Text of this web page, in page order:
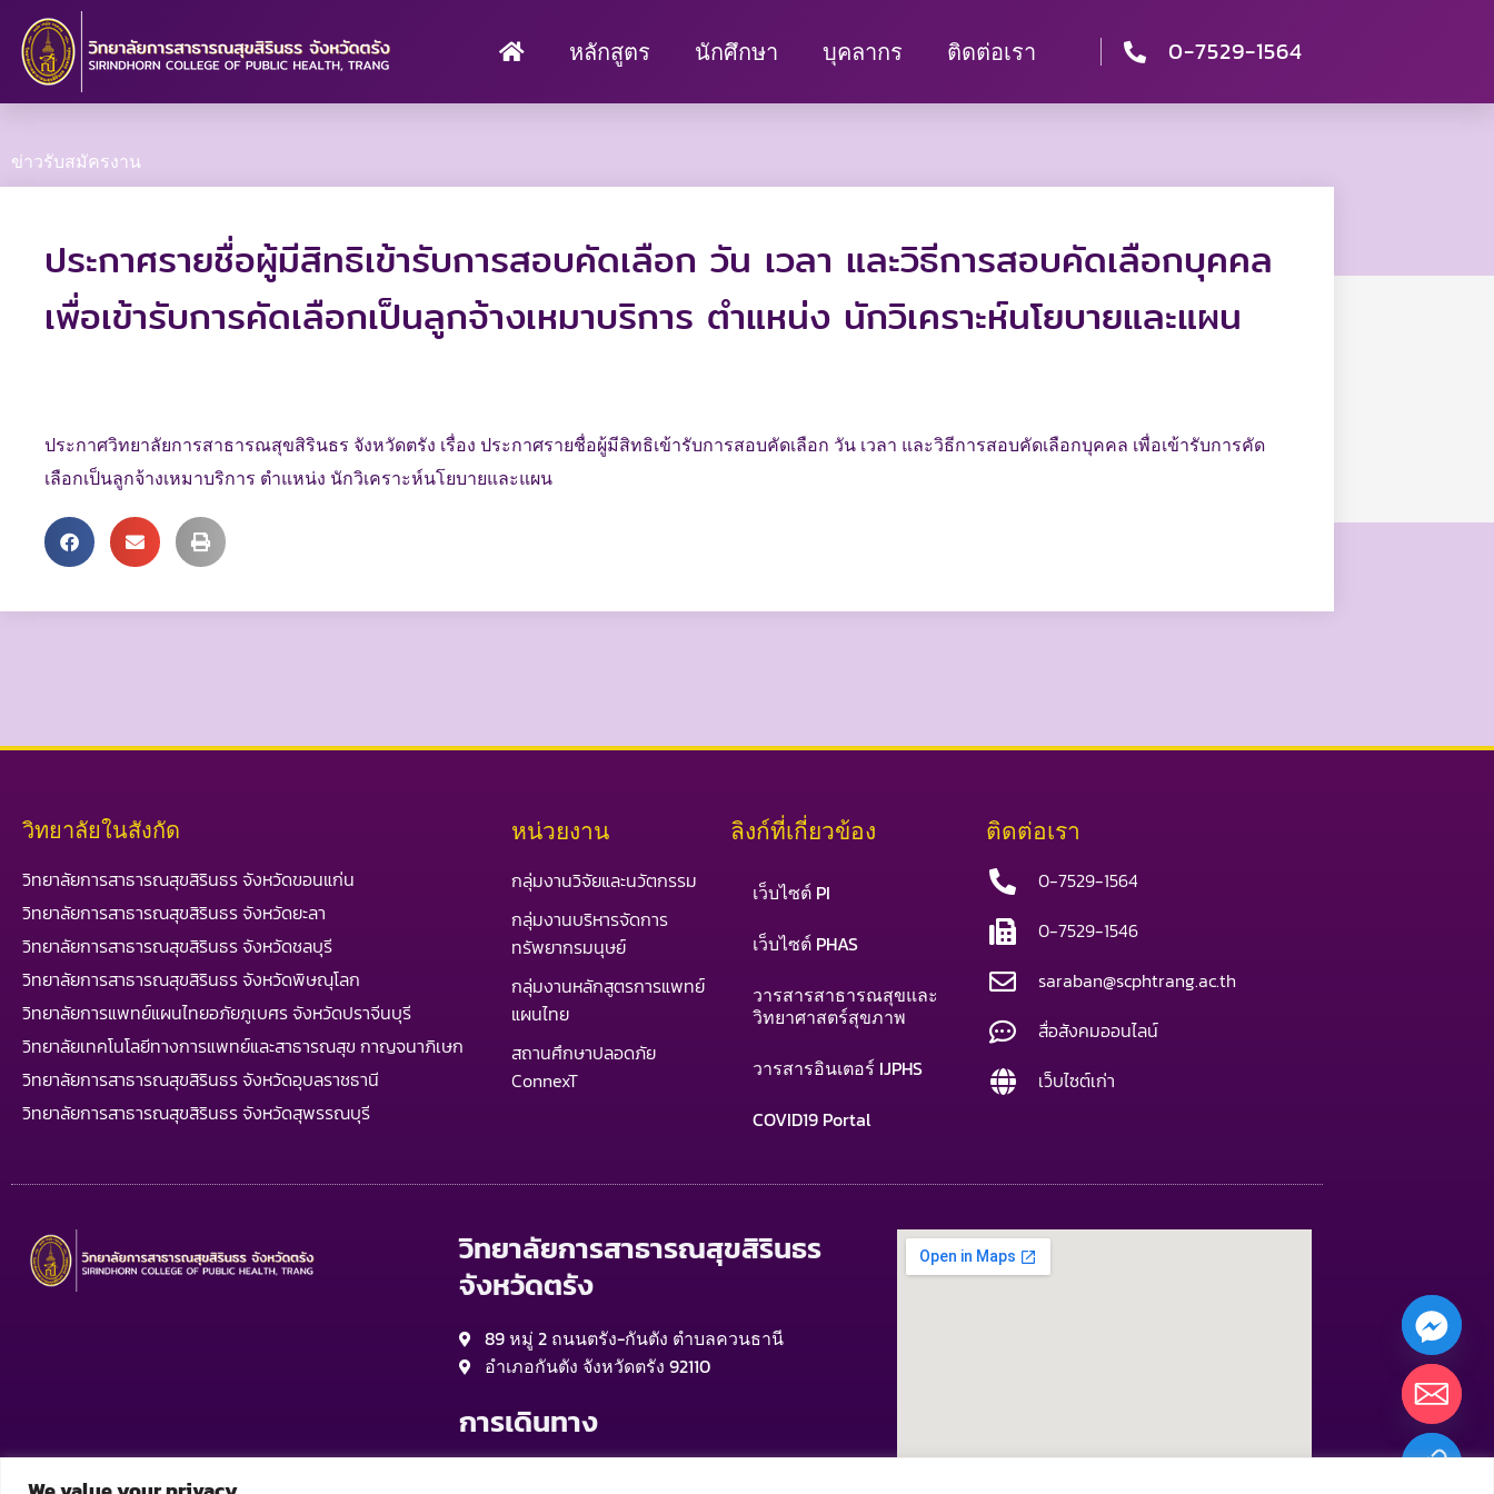
content
หลักสูตร นักศึกษา บุคลากร ติดต่อเรา 0-7529-1564
ข่าวรับสมัครงาน
ประกาศรายชื่อผู้มีสิทธิเข้ารับการสอบคัดเลือก วัน เวลา และวิธีการสอบคัดเลือกบุคคล
เพื่อเข้ารับการคัดเลือกเป็นลูกจ้างเหมาบริการ ตำแหน่ง นักวิเคราะห์นโยบายและแผน
ประกาศวิทยาลัยการสาธารณสุขสิรินธร จังหวัดตรัง เรื่อง ประกาศรายชื่อผู้มีสิทธิเข้ารับการสอบคัดเลือก วัน เวลา และวิธีการสอบคัดเลือกบุคคล เพื่อเข้ารับการคัด
เลือกเป็นลูกจ้างเหมาบริการ ตำแหน่ง นักวิเคราะห์นโยบายและแผน
วิทยาลัยในสังกัด
วิทยาลัยการสาธารณสุขสิรินธร จังหวัดขอนแก่น
วิทยาลัยการสาธารณสุขสิรินธร จังหวัดยะลา
วิทยาลัยการสาธารณสุขสิรินธร จังหวัดชลบุรี
วิทยาลัยการสาธารณสุขสิรินธร จังหวัดพิษณุโลก
วิทยาลัยการแพทย์แผนไทยอภัยภูเบศร จังหวัดปราจีนบุรี
วิทยาลัยเทคโนโลยีทางการแพทย์และสาธารณสุข กาญจนาภิเษก
วิทยาลัยการสาธารณสุขสิรินธร จังหวัดอุบลราชธานี
วิทยาลัยการสาธารณสุขสิรินธร จังหวัดสุพรรณบุรี
หน่วยงาน
กลุ่มงานวิจัยและนวัตกรรม
กลุ่มงานบริหารจัดการ
ทรัพยากรมนุษย์
กลุ่มงานหลักสูตรการแพทย์
แผนไทย
สถานศึกษาปลอดภัย
ConnexT
ลิงก์ที่เกี่ยวข้อง
เว็บไซต์ PI
เว็บไซต์ PHAS
วารสารสาธารณสุขและ
วิทยาศาสตร์สุขภาพ
วารสารอินเตอร์ IJPHS
COVID19 Portal
ติดต่อเรา
0-7529-1564
0-7529-1546
saraban@scphtrang.ac.th
สื่อสังคมออนไลน์
เว็บไซต์เก่า
วิทยาลัยการสาธารณสุขสิรินธร
จังหวัดตรัง
89 หมู่ 2 ถนนตรัง-กันตัง ตำบลควนธานี
อำเภอกันตัง จังหวัดตรัง 92110
การเดินทาง